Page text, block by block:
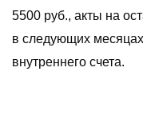
5500 руб., акты на
в следующих
внутреннего счета.